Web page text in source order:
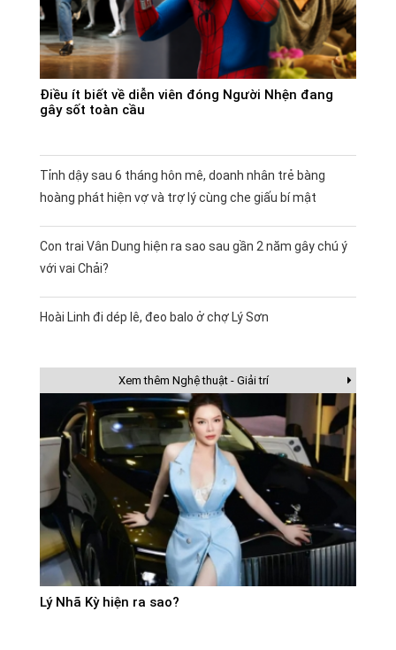
Điều ít biết về diễn viên đóng Người Nhện đang
gây sốt toàn cầu
Tỉnh dậy sau 6 tháng hôn mê, doanh nhân trẻ bàng
hoàng phát hiện vợ và trợ lý cùng che giấu bí mật
Con trai Vân Dung hiện ra sao sau gần 2 năm gây chú ý
với vai Chải?
Hoài Linh đi dép lê, đeo balo ở chợ Lý Sơn
Xem thêm Nghệ thuật - Giải trí
Lý Nhã Kỳ hiện ra sao?